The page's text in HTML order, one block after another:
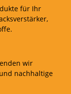
für Ihr
wir
nachhaltige